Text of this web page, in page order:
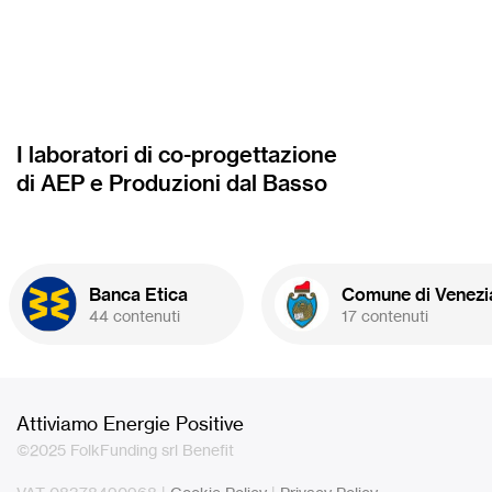
I laboratori di co-progettazione
di AEP e Produzioni dal Basso
Banca Etica
44 contenuti
Comune di
17 contenuti
Attiviamo Energie Positive
©2025 FolkFunding srl Benefit